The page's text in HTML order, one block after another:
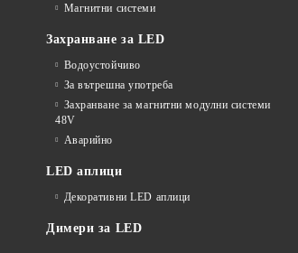
Магнитни системи
Захранване за LED
Водоустойчиво
За вътрешна употреба
Захранване за магнитни модулни системи
48V
Аварийно
LED аплици
Декоративни LED аплици
Димери за LED